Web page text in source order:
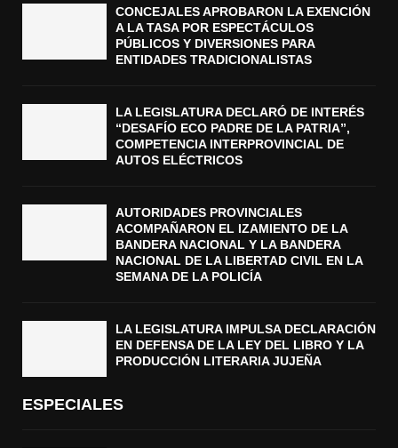
CONCEJALES APROBARON LA EXENCIÓN
A LA TASA POR ESPECTÁCULOS
PÚBLICOS Y DIVERSIONES PARA
ENTIDADES TRADICIONALISTAS
LA LEGISLATURA DECLARÓ DE INTERÉS
“DESAFÍO ECO PADRE DE LA PATRIA”,
COMPETENCIA INTERPROVINCIAL DE
AUTOS ELÉCTRICOS
AUTORIDADES PROVINCIALES
ACOMPAÑARON EL IZAMIENTO DE LA
BANDERA NACIONAL Y LA BANDERA
NACIONAL DE LA LIBERTAD CIVIL EN LA
SEMANA DE LA POLICÍA
LA LEGISLATURA IMPULSA DECLARACIÓN
EN DEFENSA DE LA LEY DEL LIBRO Y LA
PRODUCCIÓN LITERARIA JUJEÑA
ESPECIALES